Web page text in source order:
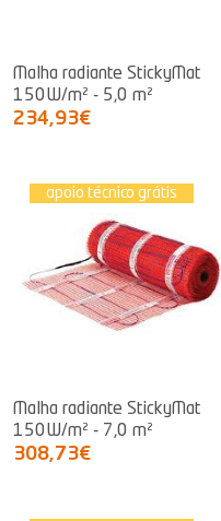
Malha radiante StickyMat
150W/m² - 5,0 m²
234,93€
apoio técnico grátis
Malha radiante StickyMat
150W/m² - 7,0 m²
308,73€